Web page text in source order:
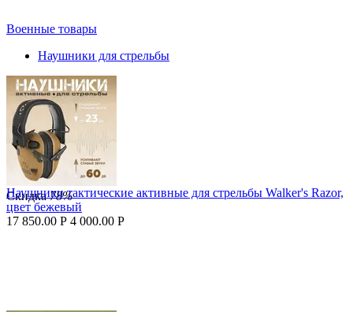
Военные товары
Наушники для стрельбы
Скидка78%
Наушники тактические активные для стрельбы Walker's Razor,
цвет бежевый
17 850.00 Р 4 000.00 Р